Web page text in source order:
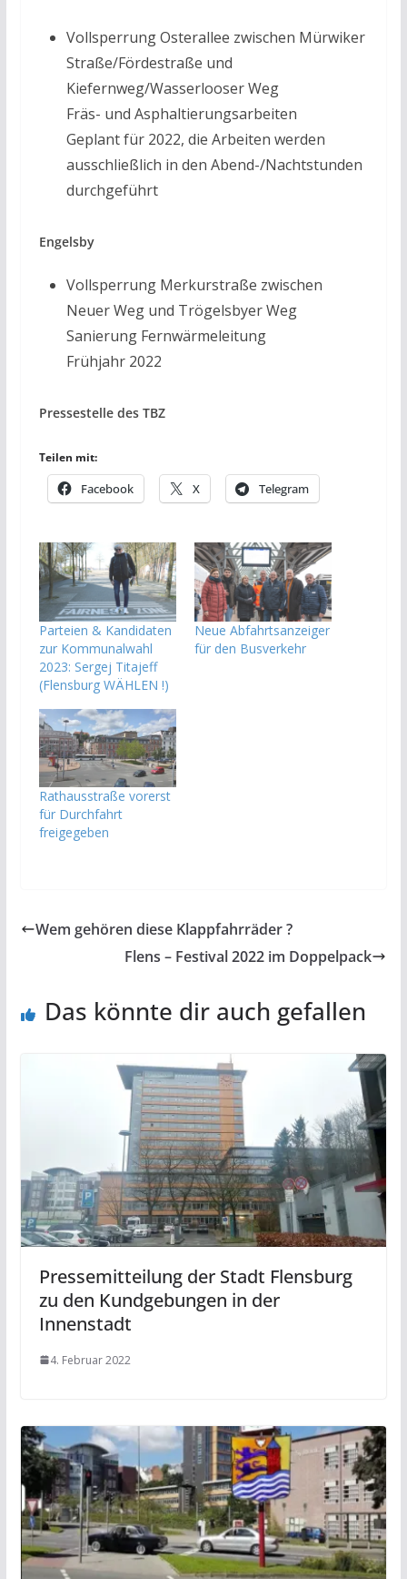
Vollsperrung Osterallee zwischen Mürwiker
Straße/Fördestraße und
Kiefernweg/Wasserlooser Weg
Fräs- und Asphaltierungsarbeiten
Geplant für 2022, die Arbeiten werden
ausschließlich in den Abend-/Nachtstunden
durchgeführt
Engelsby
Vollsperrung Merkurstraße zwischen
Neuer Weg und Trögelsbyer Weg
Sanierung Fernwärmeleitung
Frühjahr 2022
Pressestelle des TBZ
Teilen mit:
Facebook X Telegram
Parteien & Kandidaten
zur Kommunalwahl
2023: Sergej Titajeff
(Flensburg WÄHLEN !)
Neue Abfahrtsanzeiger
für den Busverkehr
Rathausstraße vorerst
für Durchfahrt
freigegeben
Wem gehören diese Klappfahrräder ?
Flens – Festival 2022 im Doppelpack
Das könnte dir auch gefallen
Pressemitteilung der Stadt Flensburg
zu den Kundgebungen in der
Innenstadt
4. Februar 2022